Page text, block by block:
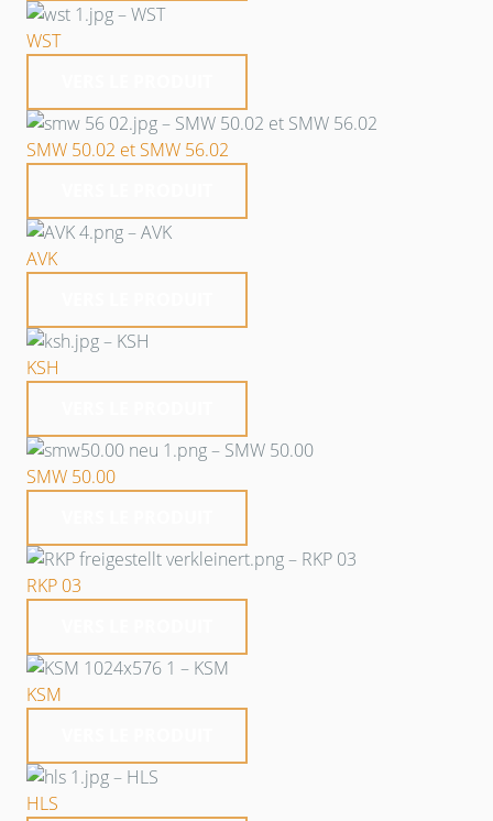
WST
SMW 50.02 et SMW 56.02
AVK
KSH
SMW 50.00
RKP 03
KSM
HLS